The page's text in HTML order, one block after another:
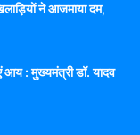
ने आजमाया दम,
आय : मुख्यमंत्री डॉ. यादव